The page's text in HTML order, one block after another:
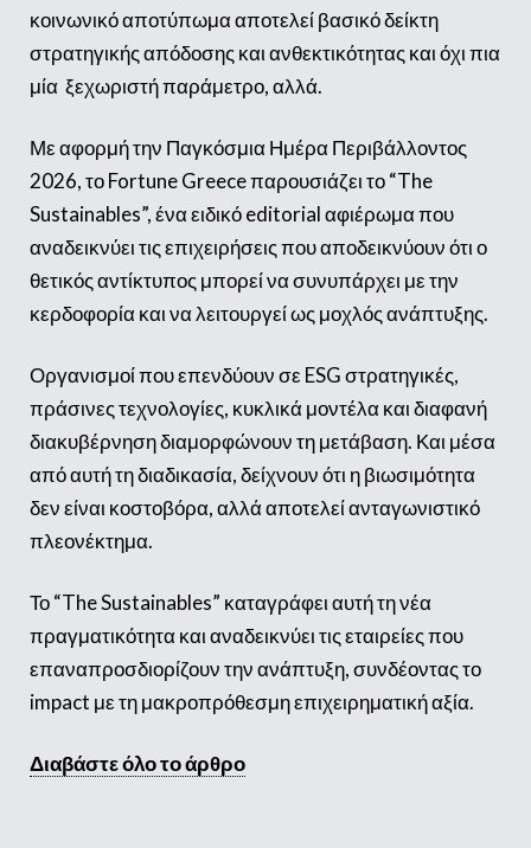
κοινωνικό αποτύπωμα αποτελεί βασικό δείκτη
στρατηγικής απόδοσης και ανθεκτικότητας και όχι πια
μία ξεχωριστή παράμετρο, αλλά.
Με αφορμή την Παγκόσμια Ημέρα Περιβάλλοντος
2026, το Fortune Greece παρουσιάζει το “The
Sustainables”, ένα ειδικό editorial αφιέρωμα που
αναδεικνύει τις επιχειρήσεις που αποδεικνύουν ότι ο
θετικός αντίκτυπος μπορεί να συνυπάρχει με την
κερδοφορία και να λειτουργεί ως μοχλός ανάπτυξης.
Οργανισμοί που επενδύουν σε ESG στρατηγικές,
πράσινες τεχνολογίες, κυκλικά μοντέλα και διαφανή
διακυβέρνηση διαμορφώνουν τη μετάβαση. Και μέσα
από αυτή τη διαδικασία, δείχνουν ότι η βιωσιμότητα
δεν είναι κοστοβόρα, αλλά αποτελεί ανταγωνιστικό
πλεονέκτημα.
Το “The Sustainables” καταγράφει αυτή τη νέα
πραγματικότητα και αναδεικνύει τις εταιρείες που
επαναπροσδιορίζουν την ανάπτυξη, συνδέοντας το
impact με τη μακροπρόθεσμη επιχειρηματική αξία.
Διαβάστε όλο το άρθρο